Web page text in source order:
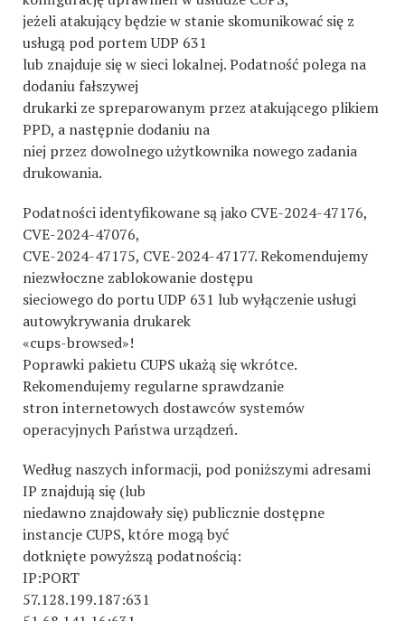
jeżeli atakujący będzie w stanie skomunikować się z
usługą pod portem UDP 631
lub znajduje się w sieci lokalnej. Podatność polega na
dodaniu fałszywej
drukarki ze spreparowanym przez atakującego plikiem
PPD, a następnie dodaniu na
niej przez dowolnego użytkownika nowego zadania
drukowania.
Podatności identyfikowane są jako CVE-2024-47176,
CVE-2024-47076,
CVE-2024-47175, CVE-2024-47177. Rekomendujemy
niezwłoczne zablokowanie dostępu
sieciowego do portu UDP 631 lub wyłączenie usługi
autowykrywania drukarek
«cups-browsed»!
Poprawki pakietu CUPS ukażą się wkrótce.
Rekomendujemy regularne sprawdzanie
stron internetowych dostawców systemów
operacyjnych Państwa urządzeń.
Według naszych informacji, pod poniższymi adresami
IP znajdują się (lub
niedawno znajdowały się) publicznie dostępne
instancje CUPS, które mogą być
dotknięte powyższą podatnością:
IP:PORT
57.128.199.187:631